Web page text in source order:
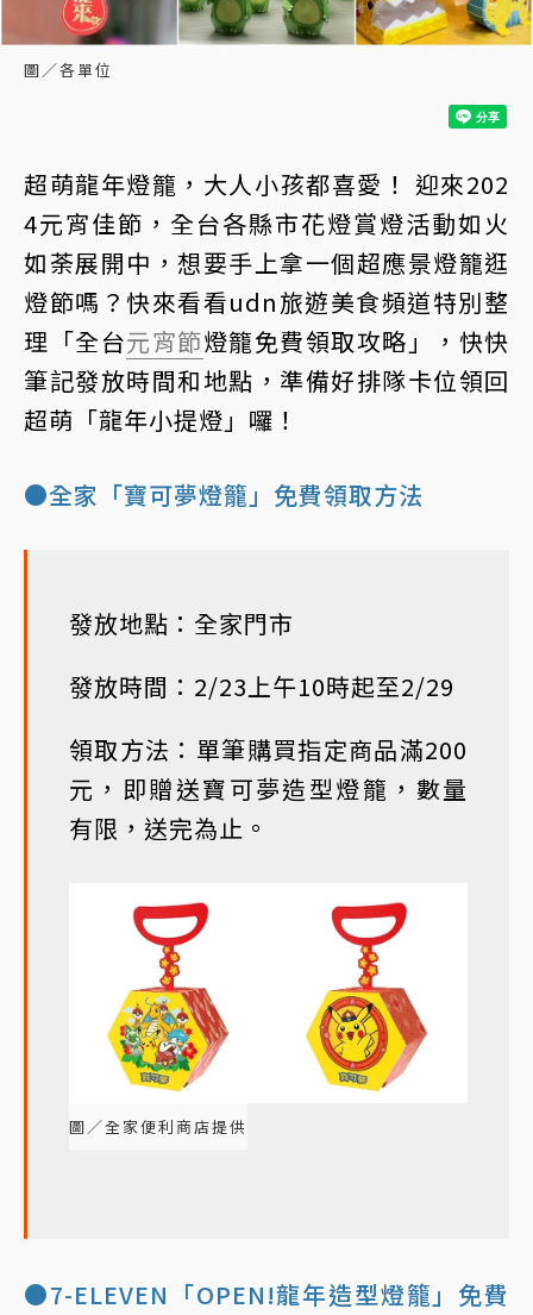
圖／各單位
超萌龍年燈籠，大人小孩都喜愛！ 迎來202
4元宵佳節，全台各縣市花燈賞燈活動如火
如荼展開中，想要手上拿一個超應景燈籠逛
燈節嗎？快來看看udn旅遊美食頻道特別整
理「全台元宵節燈籠免費領取攻略」，快快
筆記發放時間和地點，準備好排隊卡位領回
超萌「龍年小提燈」囉！
●全家「寶可夢燈籠」免費領取方法
發放地點：全家門市
發放時間：2/23上午10時起至2/29
領取方法：單筆購買指定商品滿200
元，即贈送寶可夢造型燈籠，數量
有限，送完為止。
圖／全家便利商店提供
●7-ELEVEN「OPEN!龍年造型燈籠」免費